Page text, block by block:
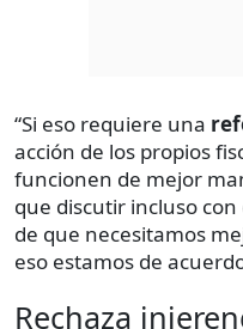
“Si eso requiere una
acción de los propios
funcionen de mejor
que discutir incluso con
de que necesitamos
eso estamos de
Rechaza